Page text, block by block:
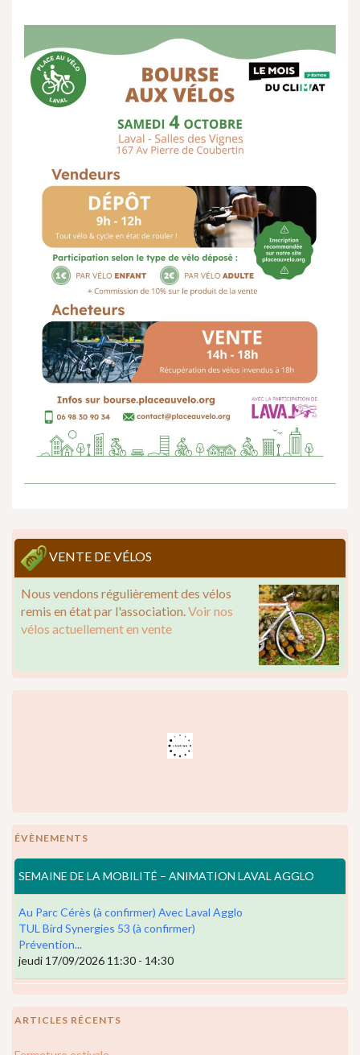
VENTE DE VÉLOS
Nous vendons régulièrement des vélos
remis en état par l'association.Voir nos
vélos actuellement en vente
ÉVÈNEMENTS
SEMAINE DE LA MOBILITÉ – ANIMATION LAVAL AGGLO
Au Parc Cérès (à confirmer) Avec Laval Agglo
TUL Bird Synergies 53 (à confirmer)
Prévention...
jeudi 17/09/2026 11:30 - 14:30
ARTICLES RÉCENTS